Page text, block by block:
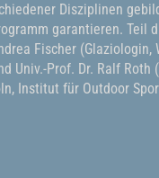
Disziplinen
garantieren. Teil
Fischer
Univ.-Prof. Dr. Ralf Roth
Institut für Outdoor